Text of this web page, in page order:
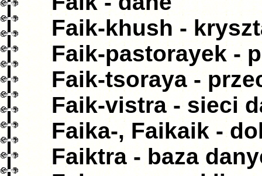
Faik-khush -
Faik-pastorayek -
Faik-tsoraya -
Faik-vistra - sieci
Faika-, Faikaik -
Faiktra - baza